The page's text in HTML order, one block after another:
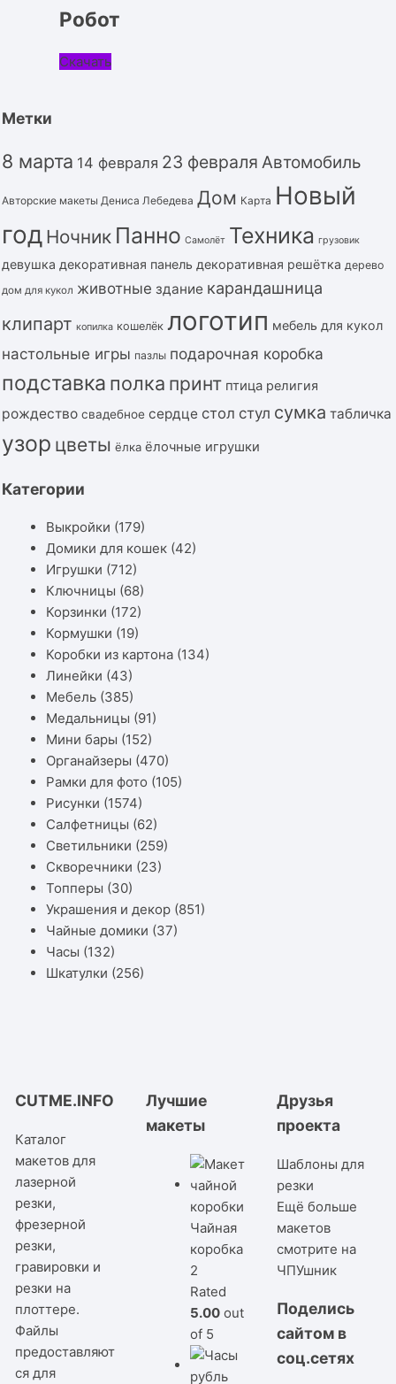
Робот
Скачать
Метки
8 марта 14 февраля 23 февраля Автомобиль
Авторские макеты Дениса Лебедева Дом Карта Новый
год Ночник Панно Самолёт Техника грузовик
девушка декоративная панель декоративная решётка дерево
дом для кукол животные здание карандашница
клипарт копилка кошелёк логотип мебель для кукол
настольные игры пазлы подарочная коробка
подставка полка принт птица религия
рождество свадебное сердце стол стул сумка табличка
узор цветы ёлка ёлочные игрушки
Категории
Выкройки (179)
Домики для кошек (42)
Игрушки (712)
Ключницы (68)
Корзинки (172)
Кормушки (19)
Коробки из картона (134)
Линейки (43)
Мебель (385)
Медальницы (91)
Мини бары (152)
Органайзеры (470)
Рамки для фото (105)
Рисунки (1574)
Салфетницы (62)
Светильники (259)
Скворечники (23)
Топперы (30)
Украшения и декор (851)
Чайные домики (37)
Часы (132)
Шкатулки (256)
CUTME.INFO
Каталог
макетов для
лазерной
резки,
фрезерной
резки,
гравировки и
резки на
плоттере.
Файлы
предоставляют
ся для
Лучшие
макеты
Чайная
коробка
2
Rated
5.00 out
of 5
Друзья
проекта
Шаблоны для
резки
Ещё больше
макетов
смотрите на
ЧПУшник
Поделись
сайтом в
соц.сетях